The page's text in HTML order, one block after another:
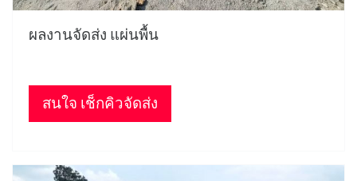
ผลงานจัดส่ง แผ่นพื้น
สนใจ เช็กคิวจัดส่ง